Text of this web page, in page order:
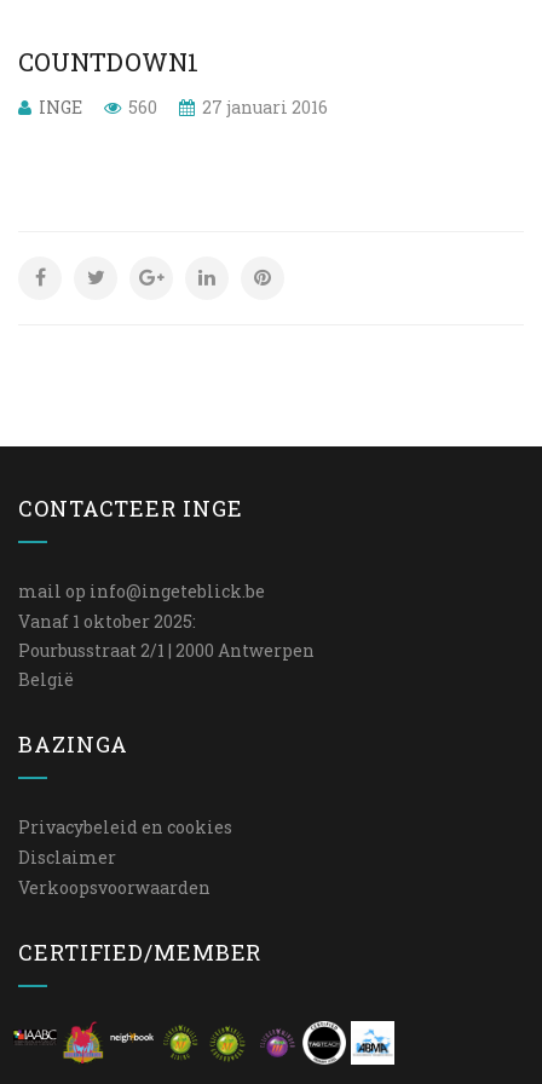
COUNTDOWN1
INGE 560 27 januari 2016
CONTACTEER INGE
mail op info@ingeteblick.be
Vanaf 1 oktober 2025:
Pourbusstraat 2/1 | 2000 Antwerpen
België
BAZINGA
Privacybeleid en cookies
Disclaimer
Verkoopsvoorwaarden
CERTIFIED/MEMBER